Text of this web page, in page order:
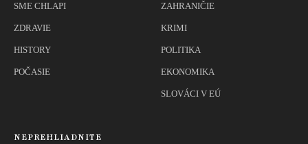
SME CHLAPI
ZDRAVIE
HISTORY
POČASIE
ZAHRANIČIE
KRIMI
POLITIKA
EKONOMIKA
SLOVÁCI V EÚ
NEPREHLIADNITE